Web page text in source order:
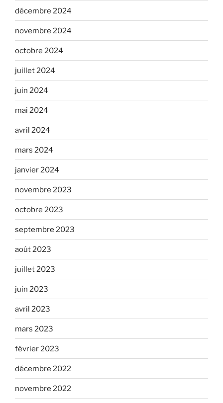
décembre 2024
novembre 2024
octobre 2024
juillet 2024
juin 2024
mai 2024
avril 2024
mars 2024
janvier 2024
novembre 2023
octobre 2023
septembre 2023
août 2023
juillet 2023
juin 2023
avril 2023
mars 2023
février 2023
décembre 2022
novembre 2022